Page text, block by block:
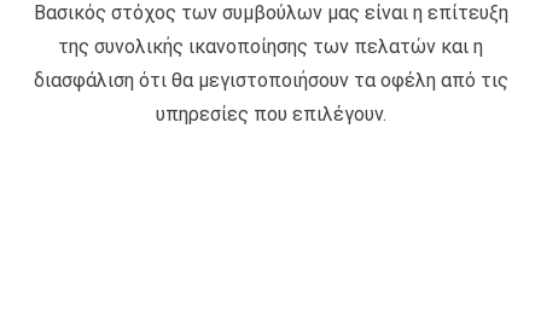
Βασικός στόχος των συμβούλων μας είναι η επίτευξη
της συνολικής ικανοποίησης των πελατών και η
διασφάλιση ότι θα μεγιστοποιήσουν τα οφέλη από τις
υπηρεσίες που επιλέγουν.